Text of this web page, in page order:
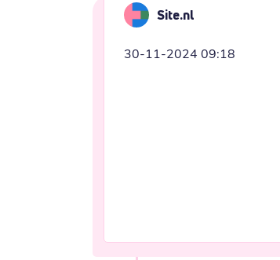
Site.nl
30-11-2024 09:18